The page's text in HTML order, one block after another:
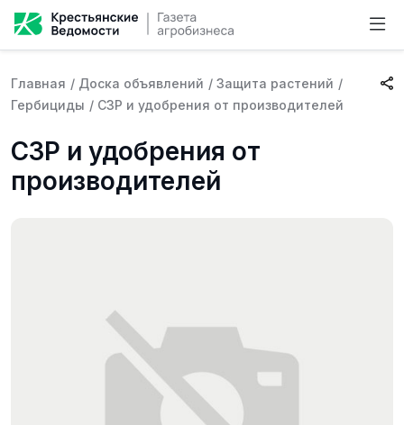
Главная / Доска объявлений / Защита растений /
Гербициды / СЗР и удобрения от производителей
СЗР и удобрения от
производителей